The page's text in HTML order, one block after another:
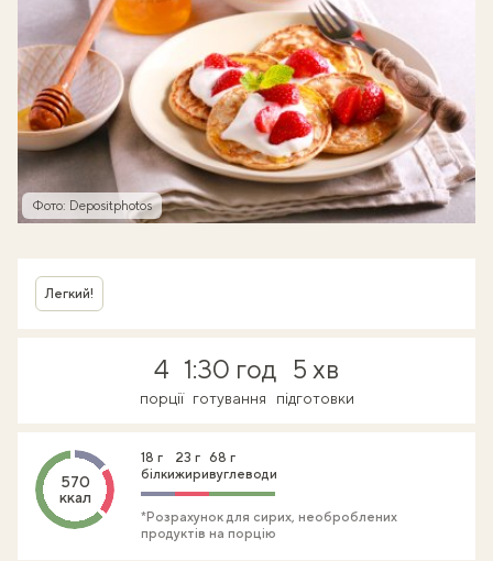
Фото: Depositphotos
Легкий!
4
порції
1:30 год
готування
5 хв
підготовки
570
ккал
18 г
білки
23 г
жири
68 г
вуглеводи
*Розрахунок для сирих, необроблених
продуктів на порцію